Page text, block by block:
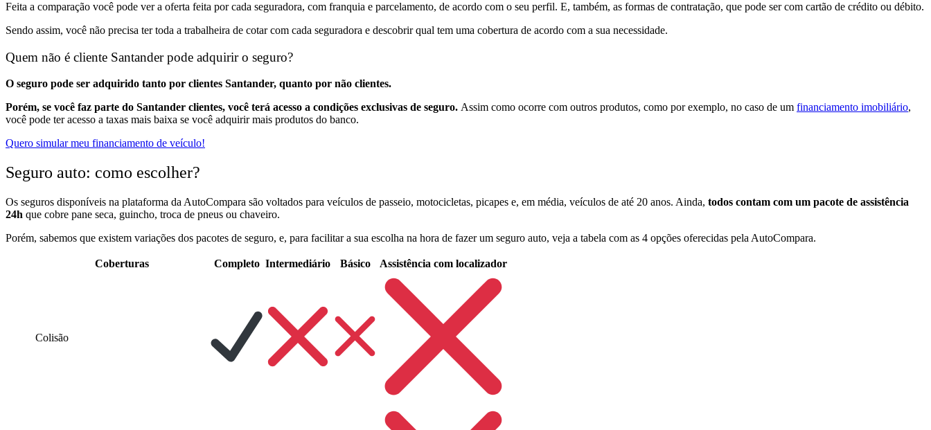
Feita a comparação você pode ver a oferta feita por cada seguradora, com franquia e parcelamento, de acordo com o seu perfil. E, também, as formas de contratação, que pode ser com cartão de crédito ou débito.
Sendo assim, você não precisa ter toda a trabalheira de cotar com cada seguradora e descobrir qual tem uma cobertura de acordo com a sua necessidade.
Quem não é cliente Santander pode adquirir o seguro?
O seguro pode ser adquirido tanto por clientes Santander, quanto por não clientes.
Porém, se você faz parte do Santander clientes, você terá acesso a condições exclusivas de seguro. Assim como ocorre com outros produtos, como por exemplo, no caso de um financiamento imobiliário,
você pode ter acesso a taxas mais baixa se você adquirir mais produtos do banco.
Quero simular meu financiamento de veículo!
Seguro auto: como escolher?
Os seguros disponíveis na plataforma da AutoCompara são voltados para veículos de passeio, motocicletas, picapes e, em média, veículos de até 20 anos. Ainda, todos contam com um pacote de assistência
24h que cobre pane seca, guincho, troca de pneus ou chaveiro.
Porém, sabemos que existem variações dos pacotes de seguro, e, para facilitar a sua escolha na hora de fazer um seguro auto, veja a tabela com as 4 opções oferecidas pela AutoCompara.
Coberturas Completo Intermediário Básico Assistência com localizador
Colisão